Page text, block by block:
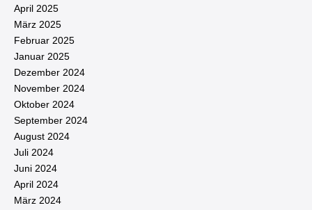
April 2025
März 2025
Februar 2025
Januar 2025
Dezember 2024
November 2024
Oktober 2024
September 2024
August 2024
Juli 2024
Juni 2024
April 2024
März 2024